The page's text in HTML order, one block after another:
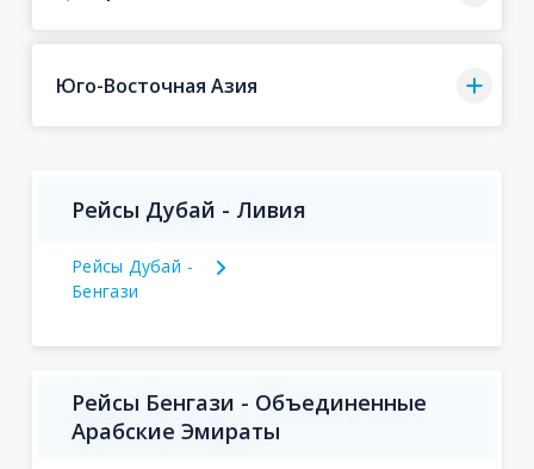
Юго-Восточная Азия
Рейсы Дубай - Ливия
Рейсы Дубай -
Бенгази
Рейсы Бенгази - Объединенные
Арабские Эмираты